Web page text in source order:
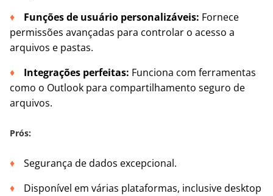
Funções de usuário personalizáveis: Fornece
permissões avançadas para controlar o acesso a
arquivos e pastas.
Integrações perfeitas: Funciona com ferramentas
como o Outlook para compartilhamento seguro de
arquivos.
Prós:
Segurança de dados excepcional.
Disponível em várias plataformas, inclusive desktop